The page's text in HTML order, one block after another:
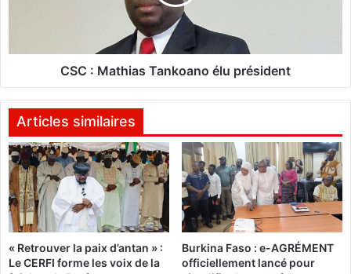
î
d
s
e
s
c
e
n
d
r
e
i
s
T
n
k
o
a
n
o
é
l
u
CSC : Mathias Tankoano élu président
Articles similaires
« Retrouver la paix d’antan » :
Le CERFI forme les voix de la
Burkina Faso : e-AGRÉMENT
officiellement lancé pour